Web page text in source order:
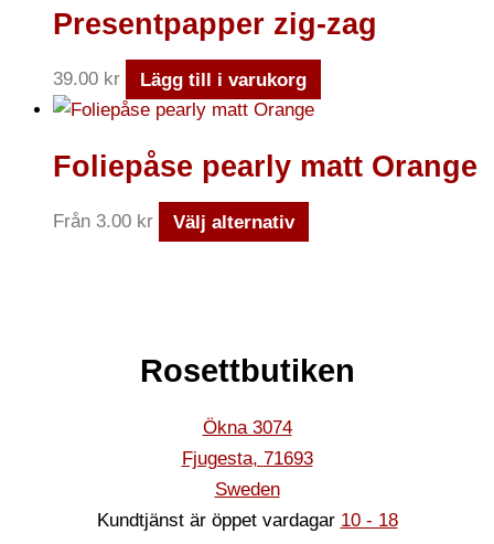
Presentpapper zig-zag
39.00 kr Lägg till i varukorg
Foliepåse pearly matt Orange
Från 3.00 kr Välj alternativ
Rosettbutiken
Ökna 3074
Fjugesta, 71693
Sweden
Kundtjänst är öppet vardagar 10 - 18